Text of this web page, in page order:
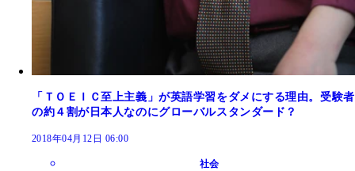
「ＴＯＥＩＣ至上主義」が英語学習をダメにする理由。受験者
の約４割が日本人なのにグローバルスタンダード？
2018年04月12日 06:00
社会